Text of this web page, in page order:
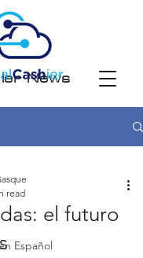
News
Español
el futuro
read